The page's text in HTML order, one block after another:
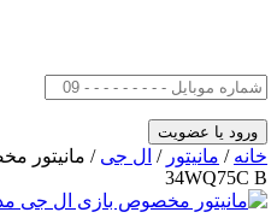
خانه / مانیتور / ال جی
34WQ75C B